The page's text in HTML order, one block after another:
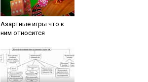
Азартные игры что к
ним относится